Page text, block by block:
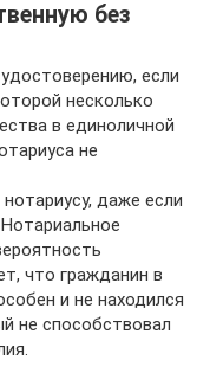
без
если
несколько
в единоличной
не
даже если
что гражданин в
и не находился
не способствовал